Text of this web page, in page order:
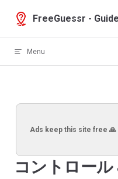
Skip to content
FreeGuessr - Guide
Menu
Ads keep this site free
コントロール